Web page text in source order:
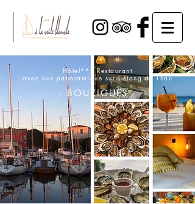
Hôtel*** Restaurant
avec vue panoramique sur l'étang de Thau
- BOUZIGUES-